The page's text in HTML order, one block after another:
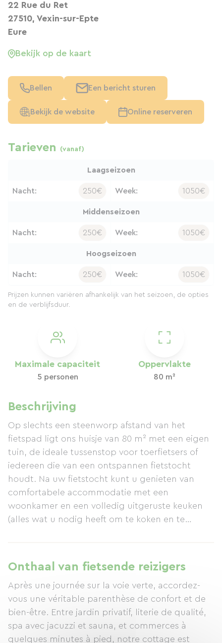
Maximale capaciteit
5 personen
Oppervlakte
80 m²
Beschrijving
Op slechts een steenworp afstand van het
fietspad ligt ons huisje van 80 m² met een eigen
tuin, de ideale tussenstop voor toerfietsers of
iedereen die van een ontspannen fietstocht
houdt. Na uw fietstocht kunt u genieten van
comfortabele accommodatie met een
woonkamer en een volledig uitgeruste keuken
(alles wat u nodig heeft om te koken en te
kan worden ingericht met twee
eenpersoonsbedden (90 cm) of een kingsize bed
(180 cm), en er is ook een slaapgedeelte op de
mezzanine. Een badkamer met dubbele wastafel
en ligbad completeert de begane grond. Om na
uw fietstocht te ontspannen, kunt u
gebruikmaken van de spa (optioneel, € 50 per
Onthaal van fietsende reizigers
Après une journée sur la voie verte, accordez-
vous une véritable parenthèse de confort et de
bien-être. Entre jardin privatif, literie de qualité,
spa avec jacuzzi et sauna, et commerces à
quelques minutes à pied, notre cottage est
22 Rue du Ret
27510, Vexin-sur-Epte
Eure
Bekijk op de kaart
Bellen Een bericht sturen
Bekijk de website Online reserveren
Tarieven (vanaf)
Laagseizoen
Nacht: 250€ Week: 1050€
Middenseizoen
Nacht: 250€ Week: 1050€
Hoogseizoen
Nacht: 250€ Week: 1050€
Prijzen kunnen variëren afhankelijk van het seizoen, de opties
en de verblijfsduur.